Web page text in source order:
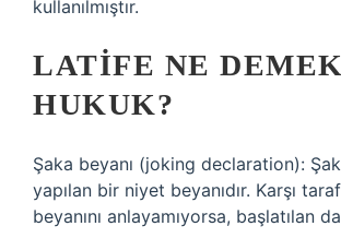
kullanılmıştır.
LATIFE NE DEMEK
HUKUK?
Şaka beyanı (joking declaration):
yapılan bir niyet beyanıdır. Karşı
beyanını anlayamıyorsa, başlatılan